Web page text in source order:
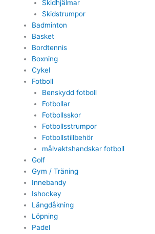
Skidhjälmar
Skidstrumpor
Badminton
Basket
Bordtennis
Boxning
Cykel
Fotboll
Benskydd fotboll
Fotbollar
Fotbollsskor
Fotbollsstrumpor
Fotbollstillbehör
målvaktshandskar fotboll
Golf
Gym / Träning
Innebandy
Ishockey
Längdåkning
Löpning
Padel